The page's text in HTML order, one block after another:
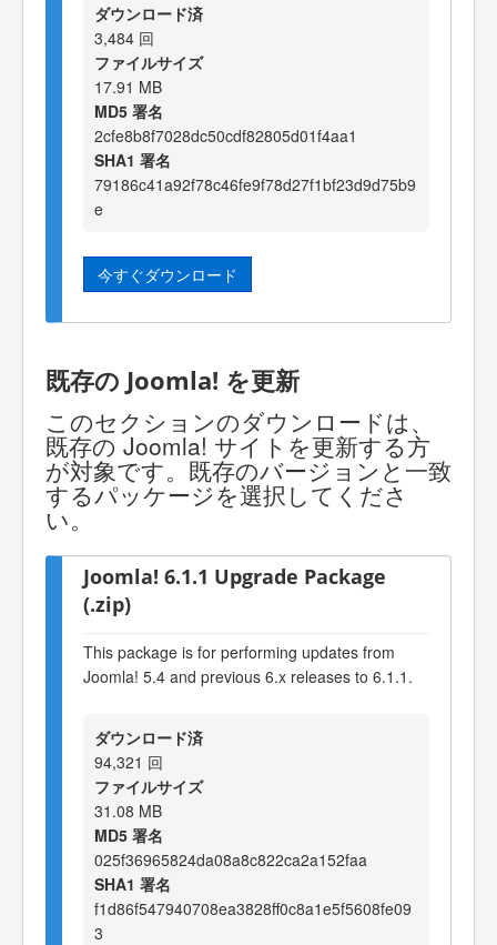
ダウンロード済
3,484 回
ファイルサイズ
17.91 MB
MD5 署名
2cfe8b8f7028dc50cdf82805d01f4aa1
SHA1 署名
79186c41a92f78c46fe9f78d27f1bf23d9d75b9
e
今すぐダウンロード
既存の Joomla! を更新
このセクションのダウンロードは、
既存の Joomla! サイトを更新する方
が対象です。既存のバージョンと一致
するパッケージを選択してくださ
い。
Joomla! 6.1.1 Upgrade Package
(.zip)
This package is for performing updates from
Joomla! 5.4 and previous 6.x releases to 6.1.1.
ダウンロード済
94,321 回
ファイルサイズ
31.08 MB
MD5 署名
025f36965824da08a8c822ca2a152faa
SHA1 署名
f1d86f547940708ea3828ff0c8a1e5f5608fe09
3